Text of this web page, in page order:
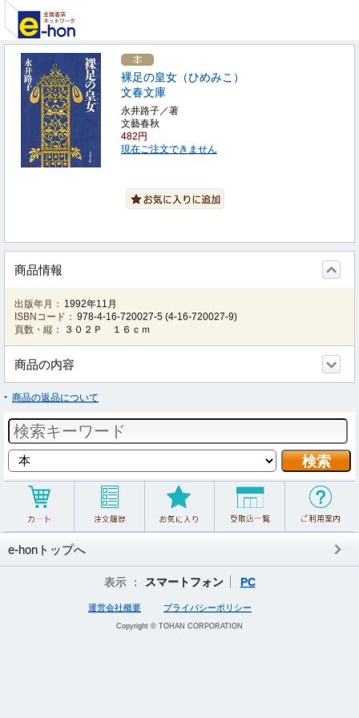
裸足の皇女（ひめみこ）
文春文庫
永井路子／著
文藝春秋
482円
現在ご注文できません
商品情報
出版年月： 1992年11月
ISBNコード： 978-4-16-720027-5 (4-16-720027-9)
頁数・縦：
３０２Ｐ １６ｃｍ
商品の内容
商品の返品について
e-honトップへ
表示 ： スマートフォン PC
運営会社概要 プライバシーポリシー
Copyright © TOHAN CORPORATION